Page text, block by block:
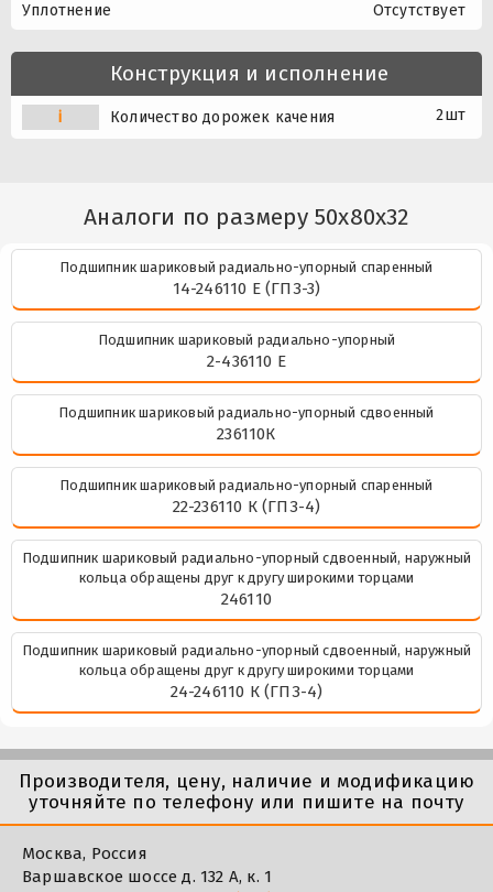
Уплотнение Отсутствует
Конструкция и исполнение
i Количество дорожек качения 2шт
Аналоги по размеру 50x80x32
Подшипник шариковый радиально-упорный спаренный
14-246110 Е (ГПЗ-3)
Подшипник шариковый радиально-упорный
2-436110 Е
Подшипник шариковый радиально-упорный сдвоенный
236110К
Подшипник шариковый радиально-упорный спаренный
22-236110 К (ГПЗ-4)
Подшипник шариковый радиально-упорный сдвоенный, наружный
кольца обращены друг к другу широкими торцами
246110
Подшипник шариковый радиально-упорный сдвоенный, наружный
кольца обращены друг к другу широкими торцами
24-246110 К (ГПЗ-4)
Производителя, цену, наличие и модификацию
уточняйте по телефону или пишите на почту
Москва, Россия
Варшавское шоссе д. 132 А, к. 1